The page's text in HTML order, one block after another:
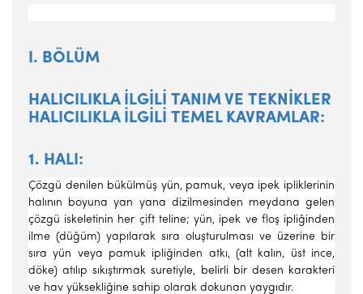
I. BÖLÜM
HALICILIKLA İLGİLİ TANIM VE TEKNİKLER
HALICILIKLA İLGİLİ TEMEL KAVRAMLAR:
1. HALI:
Çözgü denilen bükülmüş yün, pamuk, veya ipek iplikle­rinin
halının boyuna yan yana dizilmesinden meydana gelen
çözgü iskeletinin her çift teline; yün, ipek ve floş ipliğinden
ilme (düğüm) ya­pılarak sıra oluşturulması ve üzerine bir
sıra yün veya pamuk ipliğin­den atkı, (alt kalın, üst ince,
döke) atılıp sıkıştırmak suretiyle, belirli bir desen karakteri
ve hav yüksekliğine sahip olarak dokunan yaygıdır.